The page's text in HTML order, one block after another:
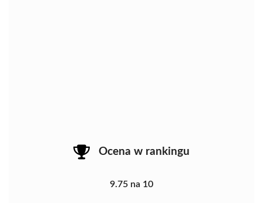
Ocena w rankingu
9.75 na 10